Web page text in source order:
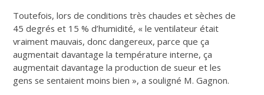
Toutefois, lors de conditions très chaudes et sèches de
45 degrés et 15 % d’humidité, « le ventilateur était
vraiment mauvais, donc dangereux, parce que ça
augmentait davantage la température interne, ça
augmentait davantage la production de sueur et les
gens se sentaient moins bien », a souligné M. Gagnon.